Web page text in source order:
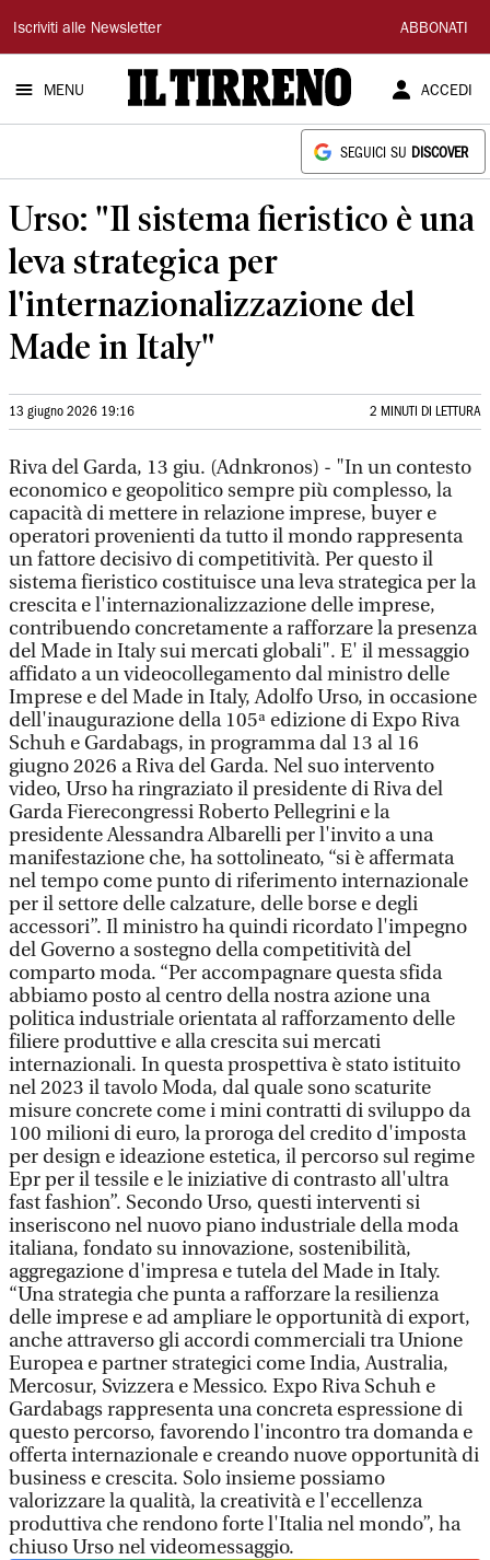
Il
Tirreno
Iscriviti alle Newsletter ABBONATI
MENU ACCEDI
SEGUICI SU DISCOVER
Urso: "Il sistema fieristico è una
leva strategica per
l'internazionalizzazione del
Made in Italy"
13 giugno 2026 19:16 2 MINUTI DI LETTURA
Riva del Garda, 13 giu. (Adnkronos) - "In un contesto
economico e geopolitico sempre più complesso, la
capacità di mettere in relazione imprese, buyer e
operatori provenienti da tutto il mondo rappresenta
un fattore decisivo di competitività. Per questo il
sistema fieristico costituisce una leva strategica per la
crescita e l'internazionalizzazione delle imprese,
contribuendo concretamente a rafforzare la presenza
del Made in Italy sui mercati globali". E' il messaggio
affidato a un videocollegamento dal ministro delle
Imprese e del Made in Italy, Adolfo Urso, in occasione
dell'inaugurazione della 105ª edizione di Expo Riva
Schuh e Gardabags, in programma dal 13 al 16
giugno 2026 a Riva del Garda. Nel suo intervento
video, Urso ha ringraziato il presidente di Riva del
Garda Fierecongressi Roberto Pellegrini e la
presidente Alessandra Albarelli per l'invito a una
manifestazione che, ha sottolineato, “si è affermata
nel tempo come punto di riferimento internazionale
per il settore delle calzature, delle borse e degli
accessori”. Il ministro ha quindi ricordato l'impegno
del Governo a sostegno della competitività del
comparto moda. “Per accompagnare questa sfida
abbiamo posto al centro della nostra azione una
politica industriale orientata al rafforzamento delle
filiere produttive e alla crescita sui mercati
internazionali. In questa prospettiva è stato istituito
nel 2023 il tavolo Moda, dal quale sono scaturite
misure concrete come i mini contratti di sviluppo da
100 milioni di euro, la proroga del credito d'imposta
per design e ideazione estetica, il percorso sul regime
Epr per il tessile e le iniziative di contrasto all'ultra
fast fashion”. Secondo Urso, questi interventi si
inseriscono nel nuovo piano industriale della moda
italiana, fondato su innovazione, sostenibilità,
aggregazione d'impresa e tutela del Made in Italy.
“Una strategia che punta a rafforzare la resilienza
delle imprese e ad ampliare le opportunità di export,
anche attraverso gli accordi commerciali tra Unione
Europea e partner strategici come India, Australia,
Mercosur, Svizzera e Messico. Expo Riva Schuh e
Gardabags rappresenta una concreta espressione di
questo percorso, favorendo l'incontro tra domanda e
offerta internazionale e creando nuove opportunità di
business e crescita. Solo insieme possiamo
valorizzare la qualità, la creatività e l'eccellenza
produttiva che rendono forte l'Italia nel mondo”, ha
chiuso Urso nel videomessaggio.